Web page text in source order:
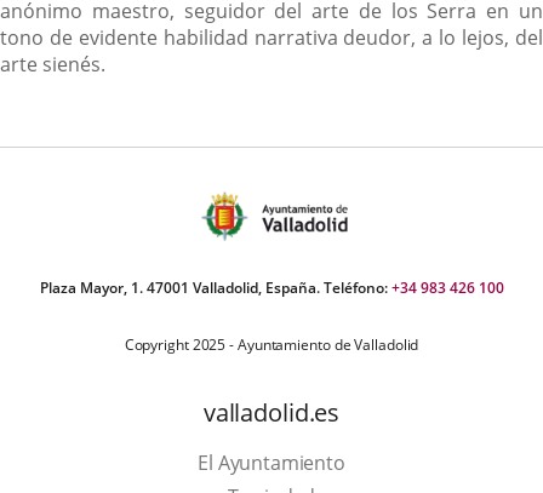
anónimo maestro, seguidor del arte de los Serra en un
tono de evidente habilidad narrativa deudor, a lo lejos, del
arte sienés.
Plaza Mayor, 1. 47001 Valladolid, España. Teléfono:+34 983 426 100
Copyright 2025 - Ayuntamiento de Valladolid
valladolid.es
El Ayuntamiento